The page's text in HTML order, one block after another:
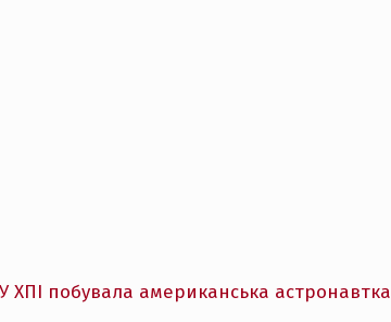
ХПІ побувала американська астронавтка